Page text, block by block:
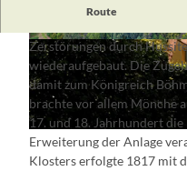
© Dr. Martin Salesch
© Bernd Geller
Route
1268 stiftete Markgraf
Zerstörungen durch
wiederaufgebaut. Die
damit zum Königreich
brachte vor allem Mönche
17. und 18. Jahrhundert
Erweiterung der Anlage
Klosters erfolgte 1817 mit